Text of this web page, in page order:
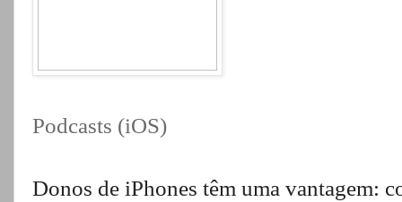
Podcasts (iOS)
Donos de iPhones têm uma vantagem: